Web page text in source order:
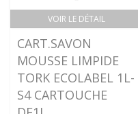
VOIR LE DÉTAIL
CART.SAVON
MOUSSE LIMPIDE
TORK ECOLABEL 1L-
S4 CARTOUCHE